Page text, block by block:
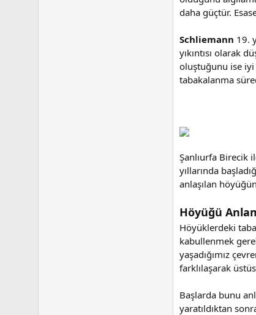
daha güçtür.
Schliemann 19.
yıkıntısı olarak
oluştuğunu ise
tabakalanma
Şanlıurfa Birecik
yıllarında
anlaşılan
Höyüğü
Höyüklerdeki
kabullenmek
yaşadığımız
farklılaşarak
Başlarda bunu
yaratıldıktan